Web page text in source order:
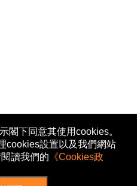
閣下同意其使用cookies。
cookies設置以及我們網站
讀我們的 《Cookies政